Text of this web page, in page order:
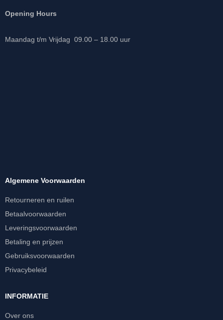
Opening Hours
Maandag t/m Vrijdag 09.00 – 18.00 uur
Algemene Voorwaarden
Retourneren en ruilen
Betaalvoorwaarden
Leveringsvoorwaarden
Betaling en prijzen
Gebruiksvoorwaarden
Privacybeleid
INFORMATIE
Over ons